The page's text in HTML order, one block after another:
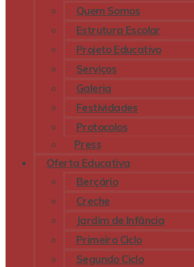
Quem Somos
Estrutura Escolar
Projeto Educativo
Serviços
Galeria
Festividades
Protocolos
Press
Oferta Educativa
Berçário
Creche
Jardim de Infância
Primeiro Ciclo
Segundo Ciclo